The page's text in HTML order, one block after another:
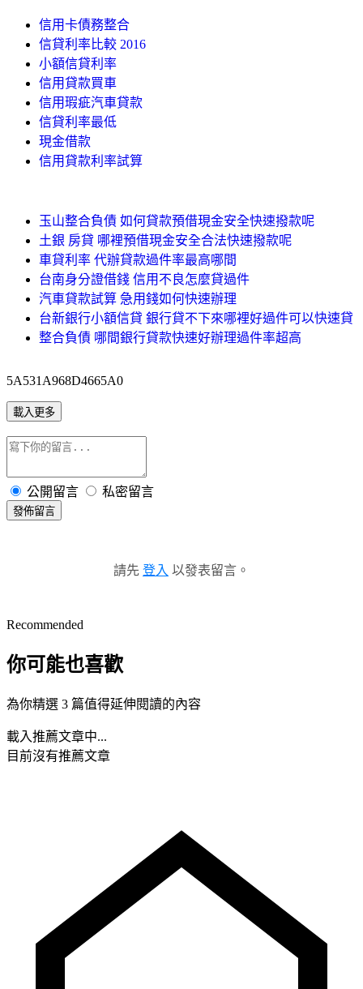
信用卡債務整合
信貸利率比較 2016
小額信貸利率
信用貸款買車
信用瑕疵汽車貸款
信貸利率最低
現金借款
信用貸款利率試算
玉山整合負債 如何貸款預借現金安全快速撥款呢
土銀 房貸 哪裡預借現金安全合法快速撥款呢
車貸利率 代辦貸款過件率最高哪間
台南身分證借錢 信用不良怎麼貸過件
汽車貸款試算 急用錢如何快速辦理
台新銀行小額信貸 銀行貸不下來哪裡好過件可以快速貸
整合負債 哪間銀行貸款快速好辦理過件率超高
5A531A968D4665A0
載入更多
公開留言 私密留言
發佈留言
請先 登入 以發表留言。
Recommended
你可能也喜歡
為你精選 3 篇值得延伸閱讀的內容
載入推薦文章中...
目前沒有推薦文章